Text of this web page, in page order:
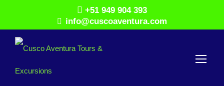
+51 949 904 393
info@cuscoaventura.com